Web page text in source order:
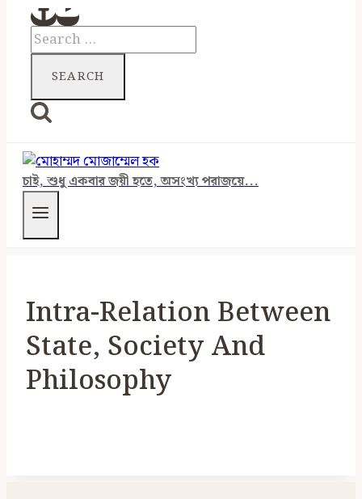
Search
for:
চাই, শুধু একবার জয়ী হতে, অসংখ্য পরাজয়ে...
Intra-Relation Between
State, Society And
Philosophy